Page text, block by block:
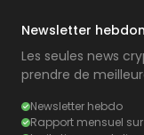
Newsletter
Les seules news
prendre de
Newsletter hebdo
Rapport mensuel